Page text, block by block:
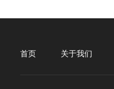
首页 关于我们